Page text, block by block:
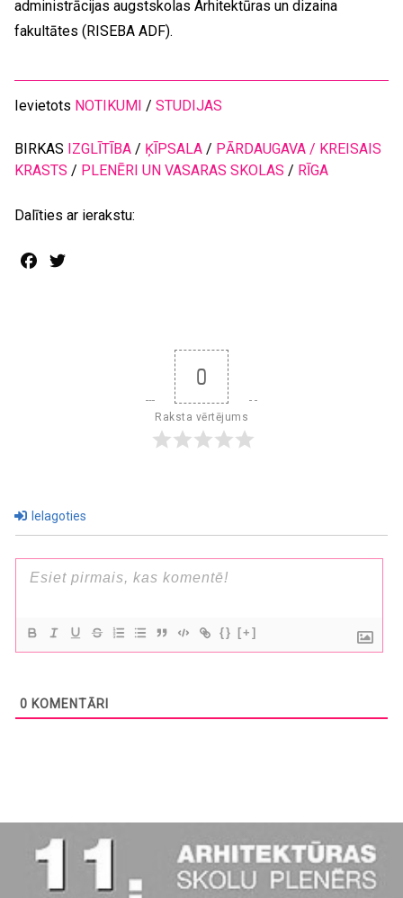
administrācijas augstskolas Arhitektūras un dizaina
fakultātes (RISEBA ADF).
Ievietots NOTIKUMI / STUDIJAS
BIRKAS IZGLĪTĪBA / ĶĪPSALA / PĀRDAUGAVA / KREISAIS
KRASTS / PLENĒRI UN VASARAS SKOLAS / RĪGA
Dalīties ar ierakstu:
Facebook
0
Raksta vērtējums
Ielagoties
{} [+]
0 KOMENTĀRI